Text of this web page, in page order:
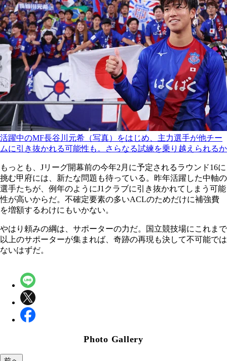
活躍中のMF長谷川元希（写真）をはじめ、主力選手が他チー
ムに引き抜かれる可能性も。さらなる試練を乗り越えられるか
もっとも、Jリーグ開幕前の今年2月に予定されるラウンド16に
挑む甲府には、新たな問題も待っている。昨年活躍した中軸の
選手たちが、例年のようにJ1クラブに引き抜かれてしまう可能
性が高いからだ。不確定要素の多いACLのためだけに補強費
を増額するわけにもいかない。
やはり頼みの綱は、サポーターの力だ。国立競技場にこれまで
以上のサポーターが集まれば、奇跡の再現も決して不可能では
ないはずだ。
Photo Gallery